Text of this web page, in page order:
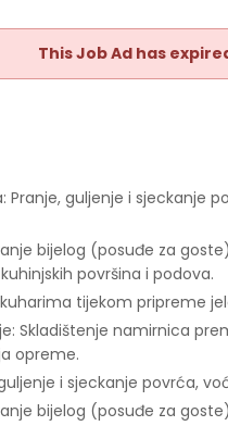
This Job Ad has
Pranje, guljenje i sjeckanje
bijelog (posuđe za
površina i podova.
tijekom pripreme
Skladištenje namirnica
opreme.
i sjeckanje povrća,
bijelog (posuđe za